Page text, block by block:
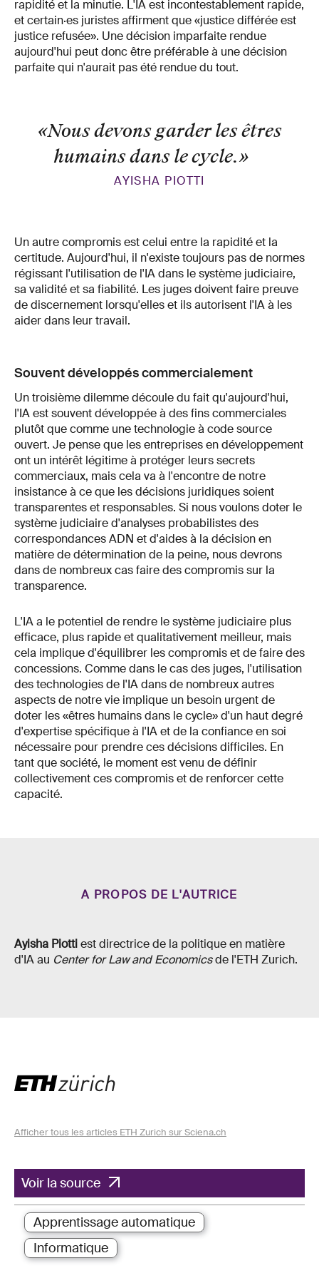
rapidité et la minutie. L'IA est incontestablement rapide,
et certain·es juristes affirment que «justice différée est
justice refusée». Une décision imparfaite rendue
aujourd'hui peut donc être préférable à une décision
parfaite qui n'aurait pas été rendue du tout.
«Nous devons garder les êtres
humains dans le cycle.»
AYISHA PIOTTI
Un autre compromis est celui entre la rapidité et la
certitude. Aujourd'hui, il n'existe toujours pas de normes
régissant l'utilisation de l'IA dans le système judiciaire,
sa validité et sa fiabilité. Les juges doivent faire preuve
de discernement lorsqu'elles et ils autorisent l'IA à les
aider dans leur travail.
Souvent développés commercialement
Un troisième dilemme découle du fait qu'aujourd'hui,
l'IA est souvent développée à des fins commerciales
plutôt que comme une technologie à code source
ouvert. Je pense que les entreprises en développement
ont un intérêt légitime à protéger leurs secrets
commerciaux, mais cela va à l'encontre de notre
insistance à ce que les décisions juridiques soient
transparentes et responsables. Si nous voulons doter le
système judiciaire d'analyses probabilistes des
correspondances ADN et d'aides à la décision en
matière de détermination de la peine, nous devrons
dans de nombreux cas faire des compromis sur la
transparence.
L'IA a le potentiel de rendre le système judiciaire plus
efficace, plus rapide et qualitativement meilleur, mais
cela implique d'équilibrer les compromis et de faire des
concessions. Comme dans le cas des juges, l'utilisation
des technologies de l'IA dans de nombreux autres
aspects de notre vie implique un besoin urgent de
doter les «êtres humains dans le cycle» d'un haut degré
d'expertise spécifique à l'IA et de la confiance en soi
nécessaire pour prendre ces décisions difficiles. En
tant que société, le moment est venu de définir
collectivement ces compromis et de renforcer cette
capacité.
A PROPOS DE L'AUTRICE
Ayisha Piottiest directrice de la politique en matière
d'IA au Center for Law and Economicsde l'ETH Zurich.
Afficher tous les articles ETH Zurich sur Sciena.ch
Voir la source
Apprentissage automatique
Informatique